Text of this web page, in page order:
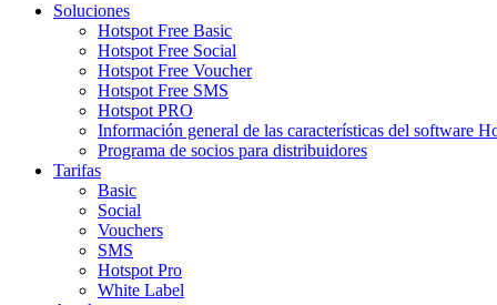
Soluciones
Hotspot Free Basic
Hotspot Free Social
Hotspot Free Voucher
Hotspot Free SMS
Hotspot PRO
Información general de las características del software
Programa de socios para distribuidores
Tarifas
Basic
Social
Vouchers
SMS
Hotspot Pro
White Label